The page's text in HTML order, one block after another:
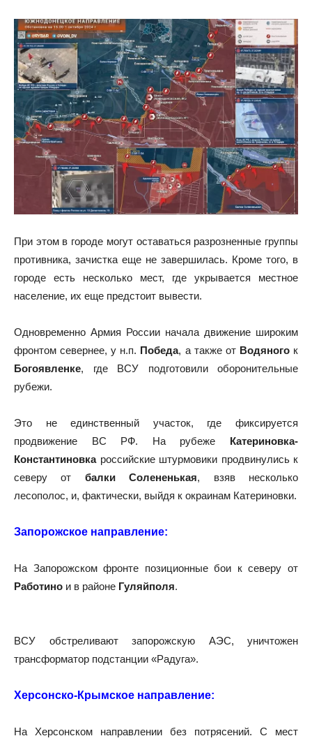
При этом в городе могут оставаться разрозненные группы
противника, зачистка еще не завершилась. Кроме того, в
городе есть несколько мест, где укрывается местное
население, их еще предстоит вывести.
Одновременно Армия России начала движение широким
фронтом севернее, у н.п. Победа, а также от Водяногок
Богоявленке, где ВСУ подготовили оборонительные
рубежи.
Это не единственный участок, где фиксируется
продвижение ВС РФ. На рубеже Катериновка-
Константиновкароссийские штурмовики продвинулись к
северу от балки Солененькая, взяв несколько
лесополос, и, фактически, выйдя к окраинам Катериновки.
Запорожское направление:
На Запорожском фронте позиционные бои к северу от
Работино и в районе Гуляйполя.
ВСУ обстреливают запорожскую АЭС, уничтожен
трансформатор подстанции «Радуга».
Херсонско-Крымское направление:
На Херсонском направлении без потрясений. С мест